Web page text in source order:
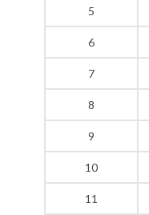
5
6
7
8
9
10
11